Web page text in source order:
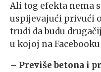
Ali tog efekta nema
uspijevajući privući
trudi da budu
u kojoj na
– Previše betona i